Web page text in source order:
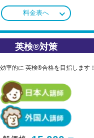
料金表へ
英検®対策
率的に 英検®合格を目指します！